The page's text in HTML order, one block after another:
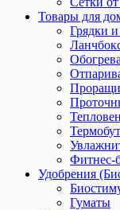
Товары для
Грядки
Фитнес-
Удобрения
Гуматы